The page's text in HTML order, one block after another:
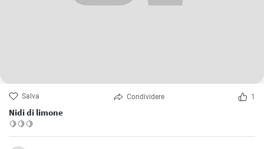
Salva Condividere 1
Nidi di limone
🍋🍋🍋